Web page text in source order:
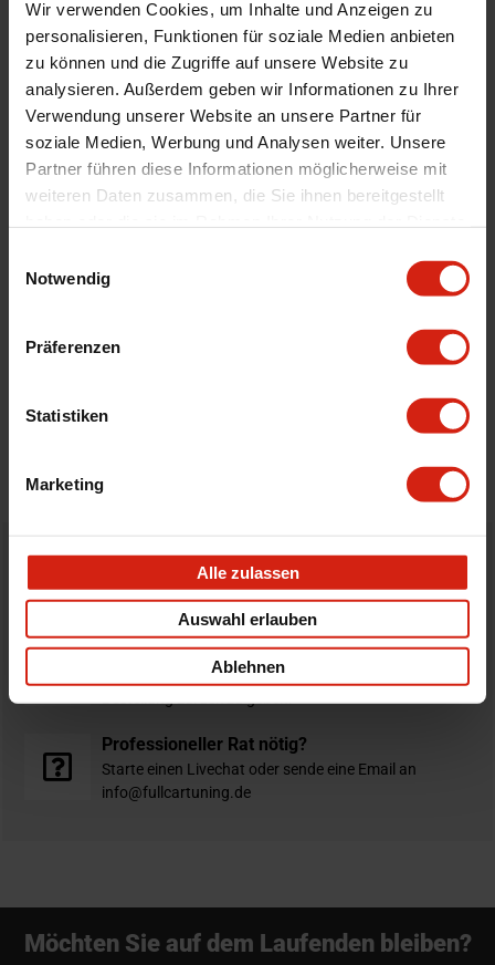
Wir verwenden Cookies, um Inhalte und Anzeigen zu
personalisieren, Funktionen für soziale Medien anbieten
zu können und die Zugriffe auf unsere Website zu
analysieren. Außerdem geben wir Informationen zu Ihrer
Verwendung unserer Website an unsere Partner für
soziale Medien, Werbung und Analysen weiter. Unsere
Partner führen diese Informationen möglicherweise mit
weiteren Daten zusammen, die Sie ihnen bereitgestellt
Notwendig
Präferenzen
Statistiken
Marketing
Alle zulassen
Auswahl erlauben
Ablehnen
Montagematerial
Nein
Product Line
Schraubenkäfig
Menge
1 Stück
Technische Daten
E46 Coupe, Compact screw cage
Version
Pulverbeschichtet
Montagepunkte
10 Punkt
Geeignet Für
Details
Bewertungen
Bestellt vor 16:00 Uhr
verschickt am selben Tag
Nicht zufrieden?
Du hast immer eine 14-tägige Rückgabefrist um deine
Professioneller Rat nötig?
Starte einen Livechat oder sende eine Email an
info@fullcartuning.de
Möchten Sie auf dem Laufenden bleiben?